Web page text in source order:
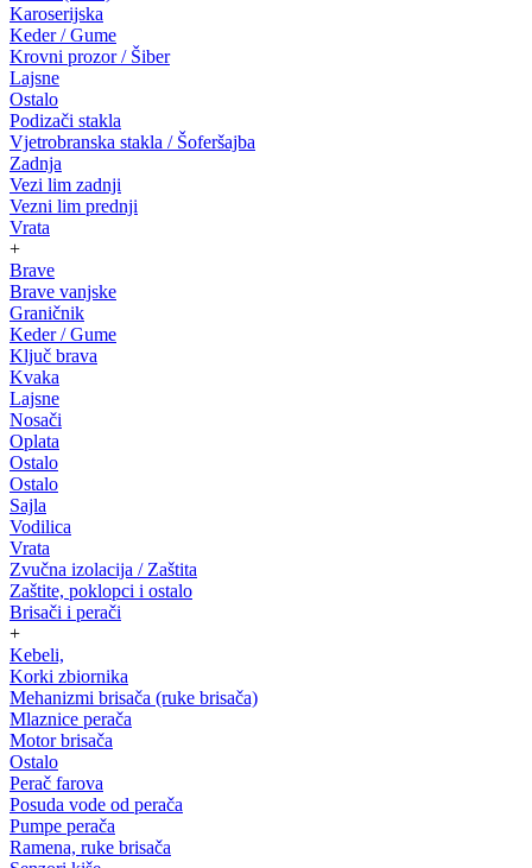
Karoserijska
Keder / Gume
Krovni prozor / Šiber
Lajsne
Ostalo
Podizači stakla
Vjetrobranska stakla / Šoferšajba
Zadnja
Vezi lim zadnji
Vezni lim prednji
Vrata
+
Brave
Brave vanjske
Graničnik
Keder / Gume
Ključ brava
Kvaka
Lajsne
Nosači
Oplata
Ostalo
Ostalo
Sajla
Vodilica
Vrata
Zvučna izolacija / Zaštita
Zaštite, poklopci i ostalo
Brisači i perači
+
Kebeli,
Korki zbiornika
Mehanizmi brisača (ruke brisača)
Mlaznice perača
Motor brisača
Ostalo
Perač farova
Posuda vode od perača
Pumpe perača
Ramena, ruke brisača